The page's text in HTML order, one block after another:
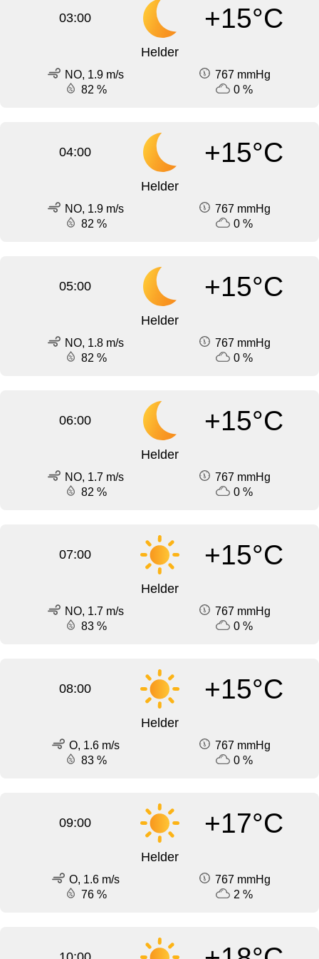
03:00 +15°C
Helder
NO, 1.9 m/s
767 mmHg
82 %
0 %
04:00 +15°C
Helder
NO, 1.9 m/s
767 mmHg
82 %
0 %
05:00 +15°C
Helder
NO, 1.8 m/s
767 mmHg
82 %
0 %
06:00 +15°C
Helder
NO, 1.7 m/s
767 mmHg
82 %
0 %
07:00 +15°C
Helder
NO, 1.7 m/s
767 mmHg
83 %
0 %
08:00 +15°C
Helder
O, 1.6 m/s
767 mmHg
83 %
0 %
09:00 +17°C
Helder
O, 1.6 m/s
767 mmHg
76 %
2 %